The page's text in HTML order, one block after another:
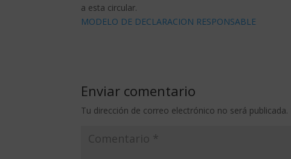
a esta circular.
MODELO DE DECLARACION RESPONSABLE
Enviar comentario
Tu dirección de correo electrónico no será publicada.